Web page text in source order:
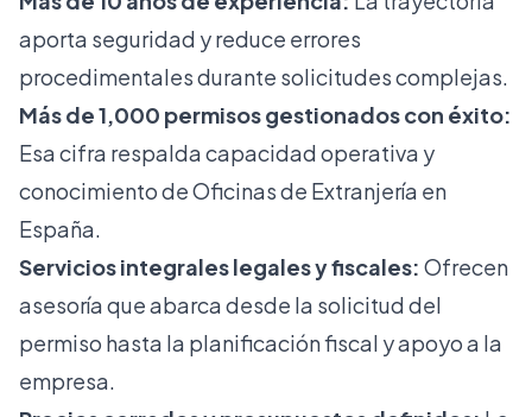
aporta seguridad y reduce errores
procedimentales durante solicitudes complejas.
Más de 1,000 permisos gestionados con éxito:
Esa cifra respalda capacidad operativa y
conocimiento de Oficinas de Extranjería en
España.
Servicios integrales legales y fiscales: Ofrecen
asesoría que abarca desde la solicitud del
permiso hasta la planificación fiscal y apoyo a la
empresa.